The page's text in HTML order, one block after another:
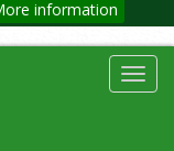
information